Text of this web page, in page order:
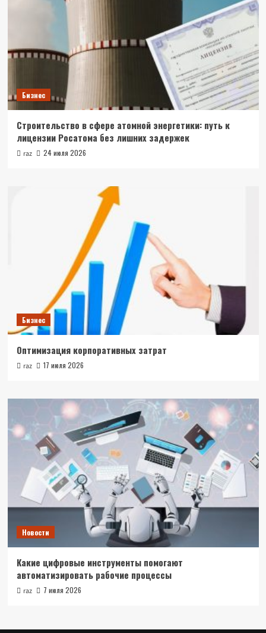
Бизнес
Строительство в сфере атомной энергетики: путь к
лицензии Росатома без лишних задержек
raz 24 июля 2026
Бизнес
Оптимизация корпоративных затрат
raz 17 июля 2026
Новости
Какие цифровые инструменты помогают
автоматизировать рабочие процессы
raz 7 июля 2026